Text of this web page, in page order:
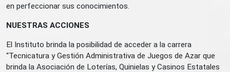
en perfeccionar sus conocimientos.
NUESTRAS ACCIONES
El Instituto brinda la posibilidad de acceder a la carrera
“Tecnicatura y Gestión Administrativa de Juegos de Azar que
brinda la Asociación de Loterías, Quinielas y Casinos Estatales